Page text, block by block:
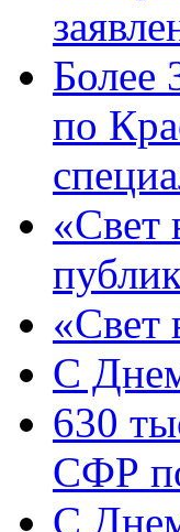
Более
по
«Свет
«Свет
C
630
СФР
C